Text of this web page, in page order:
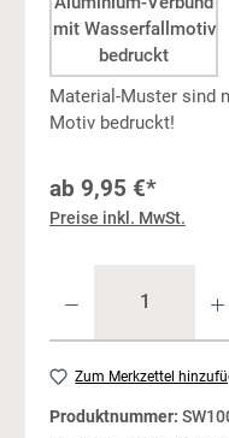
ab 9,95 €*
Preise inkl. MwSt.
mit Wasserfallmotiv
bedruckt
Material-Muster sind
Motiv bedruckt!
Zum Merkzettel
Produktnummer: